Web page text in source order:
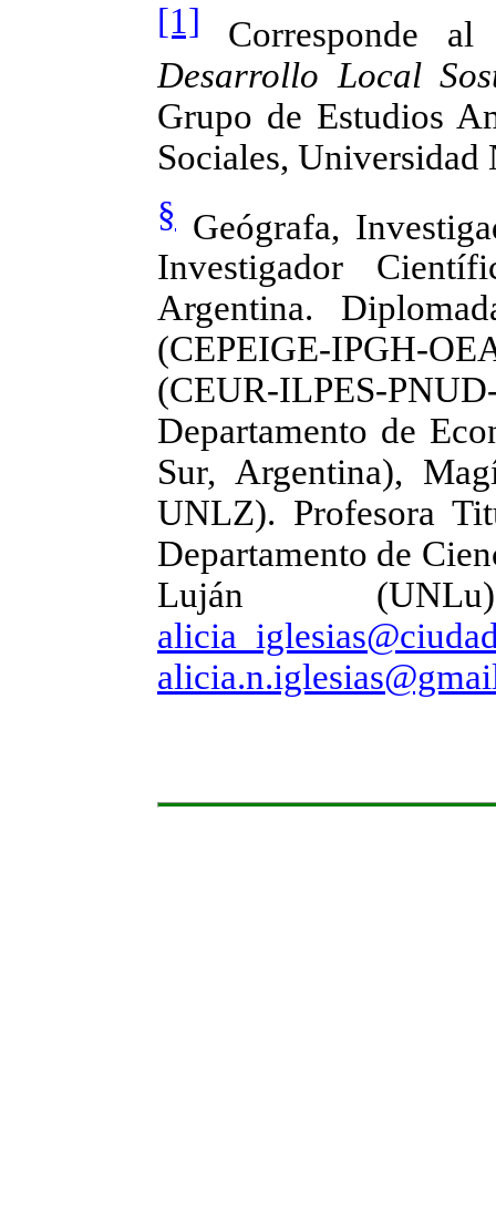
[1] Corresponde al
Desarrollo Local
Grupo de Estudios
Sociales,
§ Geógrafa,
Investigador
Argentina.
(CEPEIGE-IPGH-
(CEUR-ILPES-
Departamento de
Sur, Argentina),
UNLZ). Profesora
Departamento de
Luján